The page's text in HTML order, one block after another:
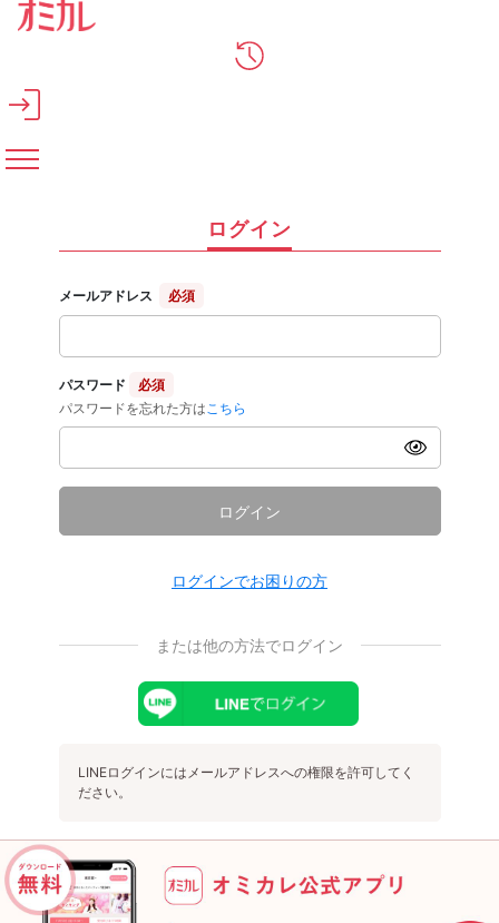
メインコンテンツへスキップ
ログイン
メールアドレス 必須
パスワード
必須
パスワードを忘れた方は こちら
ログイン
ログインでお困りの方
または他の方法でログイン
LINEログインにはメールアドレスへの権限を許可してく
ださい。